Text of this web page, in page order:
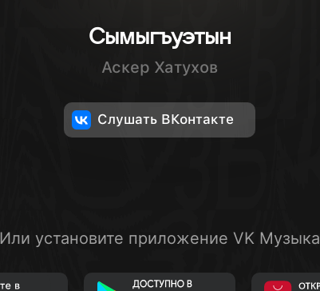
Сымыгъуэтын
Аскер Хатухов
Слушать ВКонтакте
Или установите приложение VK Музыка